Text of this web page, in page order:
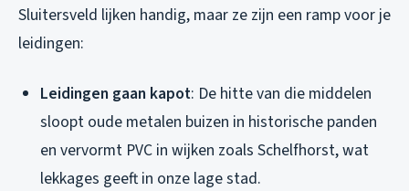
Sluitersveld lijken handig, maar ze zijn een ramp voor je
leidingen:
Leidingen gaan kapot: De hitte van die middelen
sloopt oude metalen buizen in historische panden
en vervormt PVC in wijken zoals Schelfhorst, wat
lekkages geeft in onze lage stad.